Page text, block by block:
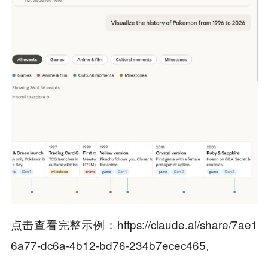
点击查看完整示例：https://claude.ai/share/7ae1
6a77-dc6a-4b12-bd76-234b7ecec465。